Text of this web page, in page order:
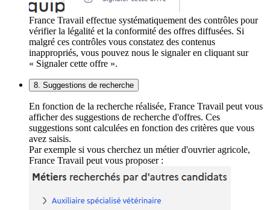
France Travail effectue systématiquement des contrôles pour
vérifier la légalité et la conformité des offres diffusées. Si
malgré ces contrôles vous constatez des contenus
inappropriés, vous pouvez nous le signaler en cliquant sur
« Signaler cette offre ».
8. Suggestions de recherche
En fonction de la recherche réalisée, France Travail peut vous
afficher des suggestions de recherche d'offres. Ces
suggestions sont calculées en fonction des critères que vous
avez saisis.
Par exemple si vous cherchez un métier d'ouvrier agricole,
France Travail peut vous proposer :